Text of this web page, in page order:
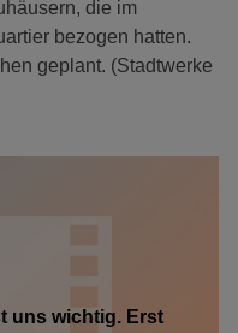
die im
bezogen hatten.
geplant. (Stadtwerke
uns wichtig. Erst